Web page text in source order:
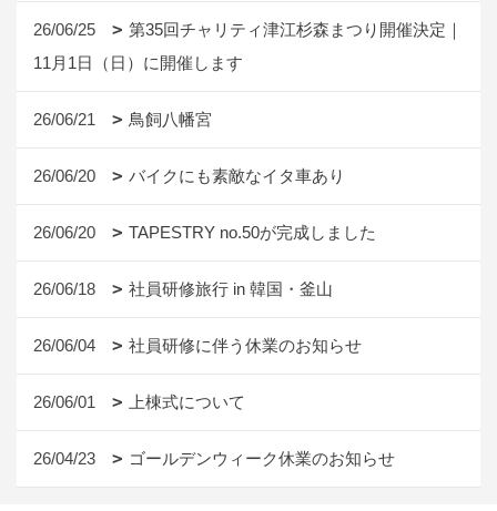
26/06/25
第35回チャリティ津江杉森まつり開催決定｜
11月1日（日）に開催します
26/06/21 鳥飼八幡宮
26/06/20 バイクにも素敵なイタ車あり
26/06/20 TAPESTRY no.50が完成しました
26/06/18 社員研修旅行 in 韓国・釜山
26/06/04 社員研修に伴う休業のお知らせ
26/06/01 上棟式について
26/04/23 ゴールデンウィーク休業のお知らせ